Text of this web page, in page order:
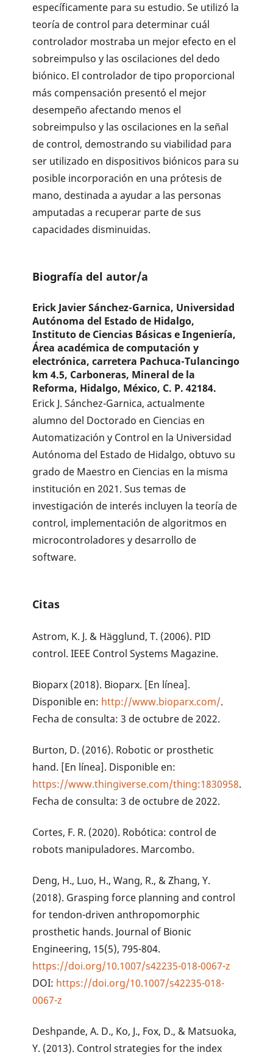
específicamente para su estudio. Se utilizó la
teoría de control para determinar cuál
controlador mostraba un mejor efecto en el
sobreimpulso y las oscilaciones del dedo
biónico. El controlador de tipo proporcional
más compensación presentó el mejor
desempeño afectando menos el
sobreimpulso y las oscilaciones en la señal
de control, demostrando su viabilidad para
ser utilizado en dispositivos biónicos para su
posible incorporación en una prótesis de
mano, destinada a ayudar a las personas
amputadas a recuperar parte de sus
capacidades disminuidas.
Biografía del autor/a
Erick Javier Sánchez-Garnica, Universidad
Autónoma del Estado de Hidalgo,
Instituto de Ciencias Básicas e Ingeniería,
Área académica de computación y
electrónica, carretera Pachuca-Tulancingo
km 4.5, Carboneras, Mineral de la
Reforma, Hidalgo, México, C. P. 42184.
Erick J. Sánchez-Garnica, actualmente
alumno del Doctorado en Ciencias en
Automatización y Control en la Universidad
Autónoma del Estado de Hidalgo, obtuvo su
grado de Maestro en Ciencias en la misma
institución en 2021. Sus temas de
investigación de interés incluyen la teoría de
control, implementación de algoritmos en
microcontroladores y desarrollo de
software.
Citas
Astrom, K. J. & Hägglund, T. (2006). PID
control. IEEE Control Systems Magazine.
Bioparx (2018). Bioparx. [En línea].
Disponible en: http://www.bioparx.com/.
Fecha de consulta: 3 de octubre de 2022.
Burton, D. (2016). Robotic or prosthetic
hand. [En línea]. Disponible en:
https://www.thingiverse.com/thing:1830958.
Fecha de consulta: 3 de octubre de 2022.
Cortes, F. R. (2020). Robótica: control de
robots manipuladores. Marcombo.
Deng, H., Luo, H., Wang, R., & Zhang, Y.
(2018). Grasping force planning and control
for tendon-driven anthropomorphic
prosthetic hands. Journal of Bionic
Engineering, 15(5), 795-804.
https://doi.org/10.1007/s42235-018-0067-z
DOI: https://doi.org/10.1007/s42235-018-
0067-z
Deshpande, A. D., Ko, J., Fox, D., & Matsuoka,
Y. (2013). Control strategies for the index